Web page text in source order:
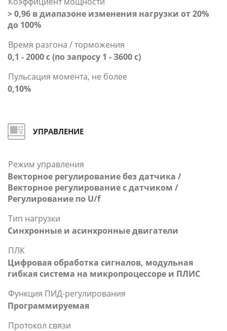
> 0,96 в диапазоне изменения нагрузки от 20%
до 100%
Время разгона / торможения
0,1 - 2000 с (по запросу 1 - З600 с)
Пульсация момента, не более
0,10%
УПРАВЛЕНИЕ
Режим управления
Векторное регулирование без датчика /
Векторное регулирование с датчиком /
Регулирование по U/f
Тип нагрузки
Синхронные и асинхронные двигатели
ПЛК
Цифровая обработка сигналов, модульная
гибкая система на микропроцессоре и ПЛИС
Функция ПИД-регулирования
Программируемая
Протокол связи